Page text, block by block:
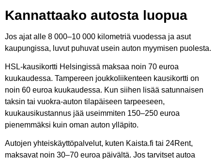
Kannattaako autosta luopua
Jos ajat alle 8 000–10 000 kilometriä vuodessa ja asut
kaupungissa, luvut puhuvat usein auton myymisen puolesta.
HSL-kausikortti Helsingissä maksaa noin 70 euroa
kuukaudessa. Tampereen joukkoliikenteen kausikortti on
noin 60 euroa kuukaudessa. Kun siihen lisää satunnaisen
taksin tai vuokra-auton tilapäiseen tarpeeseen,
kuukausikustannus jää useimmiten 150–250 euroa
pienemmäksi kuin oman auton ylläpito.
Autojen yhteiskäyttöpalvelut, kuten Kaista.fi tai 24Rent,
maksavat noin 30–70 euroa päivältä. Jos tarvitset autoa